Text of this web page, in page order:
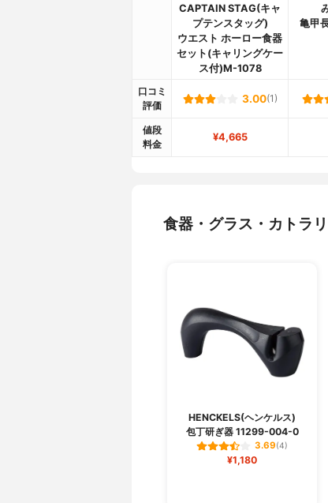
CAPTAIN STAG(キャ
プテンスタッグ)
ウエスト ホーロー食器
セット(キャリングケー
ス付)M-1078
亀甲
口コミ
評価
3.00(1)
値段
料金
¥4,665
食器・グラス・カトラ
HENCKELS(ヘンケルス)
包丁研ぎ器 11299-004-0
3.69(4)
¥1,180